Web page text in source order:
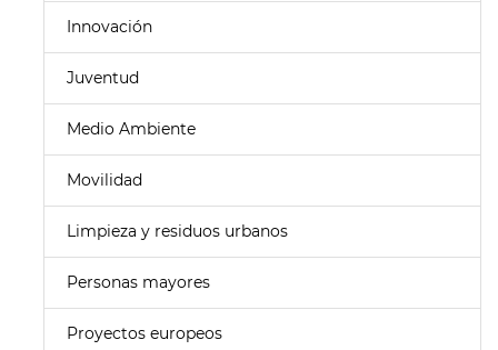
Innovación
Juventud
Medio Ambiente
Movilidad
Limpieza y residuos urbanos
Personas mayores
Proyectos europeos